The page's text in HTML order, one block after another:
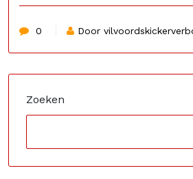
0 Door
Zoeken